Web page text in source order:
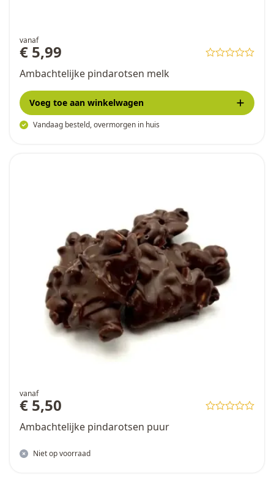
vanaf
€ 5,99
Ambachtelijke pindarotsen melk
Vandaag besteld, overmorgen in huis
Voeg toe aan winkelwagen
vanaf
€ 5,50
Ambachtelijke pindarotsen puur
Niet op voorraad